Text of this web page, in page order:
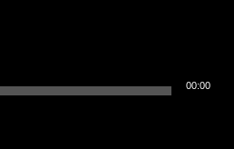
00:00